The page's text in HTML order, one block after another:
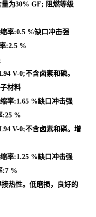
为30% GF; 阻燃等级
率:0.5 %缺口冲击强
:2.5 %
V-0;不含卤素和磷。
材料
率:1.65 %缺口冲击强
:25 %
V-0;不含卤素和磷。增
率:1.25 %缺口冲击强
:7 %
热性。低磨损，良好的